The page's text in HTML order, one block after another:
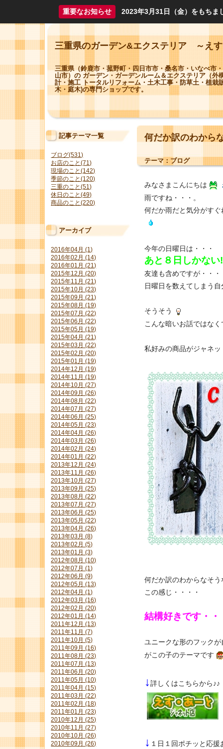
重要なお知らせ 2023年3月31日（金）をもちま
三重県のガーデン&エクステリア ～え
三重県（鈴鹿市・菰野町・四日市市・桑名市・いなべ市
山市）の ガーデン・ガーデンルーム＆エクステリア（外
計・施工 トータルリフォーム・土木工事・防草土・植栽
木・庭木)の専門ショップです。
何だか訳のわから
テーマ： ブログ
みなさまこんにちは
雨ですね・・・。
何だか雨だと気分がす
今年の日曜日は・・・
あと８日しかない
友達も含めですが・・・
日曜日を数えてしまう
そうそう
こんな暗いお話ではなく
私好みの商品がジャネ
何だか訳のわからなそう
この感じ・・・・
結構好きです・・
ユニークな形のフック
がこの子のテーマです
↓詳しくはこちらから♪♪
↓ １日１回ポチッと応
記事テーマ一覧
ブログ(531)
お店のこと(71)
現場のこと(142)
季節のこと(120)
三重のこと(51)
休日のこと(49)
商品のこと(220)
アーカイブ
2016年04月 (1)
2016年02月 (14)
2016年01月 (21)
2015年12月 (20)
2015年11月 (21)
2015年10月 (23)
2015年09月 (21)
2015年08月 (19)
2015年07月 (22)
2015年06月 (22)
2015年05月 (19)
2015年04月 (21)
2015年03月 (22)
2015年02月 (20)
2015年01月 (19)
2014年12月 (19)
2014年11月 (19)
2014年10月 (27)
2014年09月 (26)
2014年08月 (22)
2014年07月 (27)
2014年06月 (25)
2014年05月 (23)
2014年04月 (26)
2014年03月 (26)
2014年02月 (24)
2014年01月 (22)
2013年12月 (24)
2013年11月 (26)
2013年10月 (27)
2013年09月 (25)
2013年08月 (22)
2013年07月 (27)
2013年06月 (25)
2013年05月 (22)
2013年04月 (26)
2013年03月 (8)
2013年02月 (5)
2013年01月 (3)
2012年08月 (10)
2012年07月 (1)
2012年06月 (9)
2012年05月 (13)
2012年04月 (1)
2012年03月 (16)
2012年02月 (20)
2012年01月 (14)
2011年12月 (13)
2011年11月 (7)
2011年10月 (5)
2011年09月 (16)
2011年08月 (23)
2011年07月 (13)
2011年06月 (20)
2011年05月 (10)
2011年04月 (15)
2011年03月 (22)
2011年02月 (18)
2011年01月 (23)
2010年12月 (25)
2010年11月 (27)
2010年10月 (26)
2010年09月 (26)